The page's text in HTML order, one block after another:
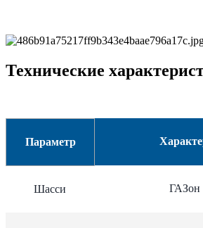
Технические
Параметр
Шасси